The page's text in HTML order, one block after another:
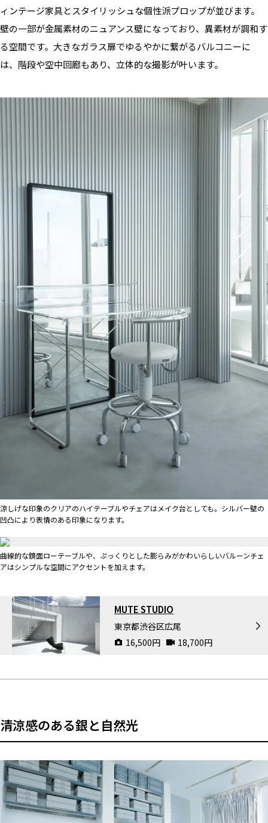
ィンテージ家具とスタイリッシュな個性派プロップが並びます。
壁の一部が金属素材のニュアンス壁になっており、異素材が調和す
る空間です。大きなガラス扉でゆるやかに繋がるバルコニーに
は、階段や空中回廊もあり、立体的な撮影が叶います。
涼しげな印象のクリアのハイテーブルやチェアはメイク台としても。シルバー壁の
凹凸により表情のある印象になります。
曲線的な鏡面ローテーブルや、ぷっくりとした膨らみがかわいらしいバルーンチェ
アはシンプルな空間にアクセントを加えます。
MUTE STUDIO
東京都渋谷区広尾
16,500円 18,700円
清涼感のある銀と自然光